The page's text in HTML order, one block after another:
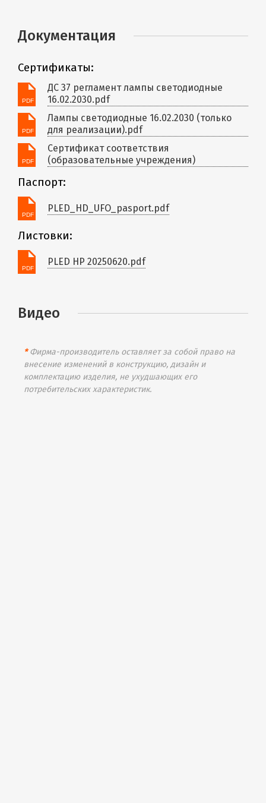
Документация
Сертификаты:
ДС 37 регламент лампы светодиодные
16.02.2030.pdf
Лампы светодиодные 16.02.2030 (только
для реализации).pdf
Сертификат соответствия
(образовательные учреждения)
Паспорт:
PLED_HD_UFO_pasport.pdf
Листовки:
PLED HP 20250620.pdf
Видео
*Фирма-производитель оставляет за собой право на
внесение изменений в конструкцию, дизайн и
комплектацию изделия, не ухудшающих его
потребительских характеристик.